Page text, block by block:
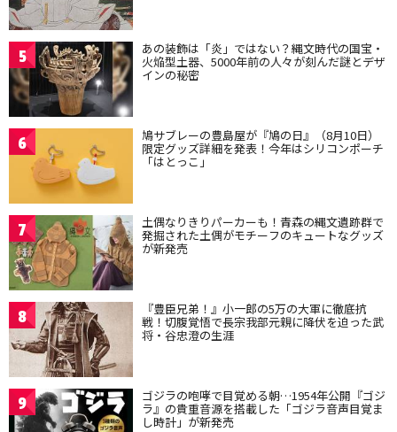
5 あの装飾は「炎」ではない？縄文時代の国宝・
火焔型土器、5000年前の人々が刻んだ謎とデザ
インの秘密
6 鳩サブレーの豊島屋が『鳩の日』（8月10日）
限定グッズ詳細を発表！今年はシリコンポーチ
「はとっこ」
7 土偶なりきりパーカーも！青森の縄文遺跡群で
発掘された土偶がモチーフのキュートなグッズ
が新発売
8 『豊臣兄弟！』小一郎の5万の大軍に徹底抗
戦！切腹覚悟で長宗我部元親に降伏を迫った武
将・谷忠澄の生涯
9 ゴジラの咆哮で目覚める朝…1954年公開『ゴジ
ラ』の貴重音源を搭載した「ゴジラ音声目覚ま
し時計」が新発売